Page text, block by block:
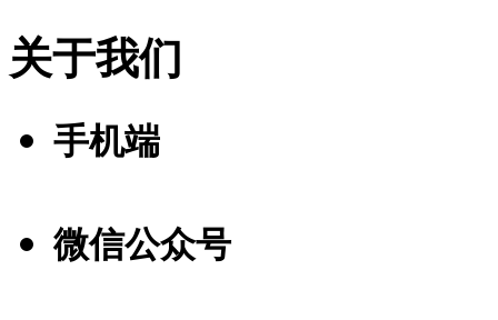
关于我们
手机端
微信公众号